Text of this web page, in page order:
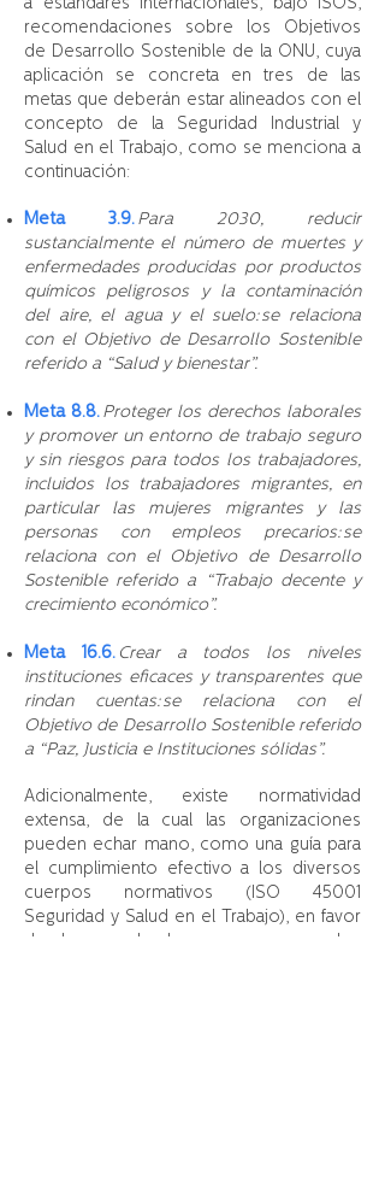
a estándares internacionales, bajo ISOS,
recomendaciones sobre los Objetivos
de Desarrollo Sostenible de la ONU, cuya
aplicación se concreta en tres de las
metas que deberán estar alineados con el
concepto de la Seguridad Industrial y
Salud en el Trabajo, como se menciona a
continuación:
Meta 3.9. Para 2030, reducir
sustancialmente el número de muertes y
enfermedades producidas por productos
químicos peligrosos y la contaminación
del aire, el agua y el suelo: se relaciona
con el Objetivo de Desarrollo Sostenible
referido a “Salud y bienestar”.
Meta 8.8. Proteger los derechos laborales
y promover un entorno de trabajo seguro
y sin riesgos para todos los trabajadores,
incluidos los trabajadores migrantes, en
particular las mujeres migrantes y las
personas con empleos precarios: se
relaciona con el Objetivo de Desarrollo
Sostenible referido a “Trabajo decente y
crecimiento económico”.
Meta 16.6. Crear a todos los niveles
instituciones eficaces y transparentes que
rindan cuentas: se relaciona con el
Objetivo de Desarrollo Sostenible referido
a “Paz, Justicia e Instituciones sólidas”.
Adicionalmente, existe normatividad
extensa, de la cual las organizaciones
pueden echar mano, como una guía para
el cumplimiento efectivo a los diversos
cuerpos normativos (ISO 45001
Seguridad y Salud en el Trabajo), en favor
de los empleadores como para los